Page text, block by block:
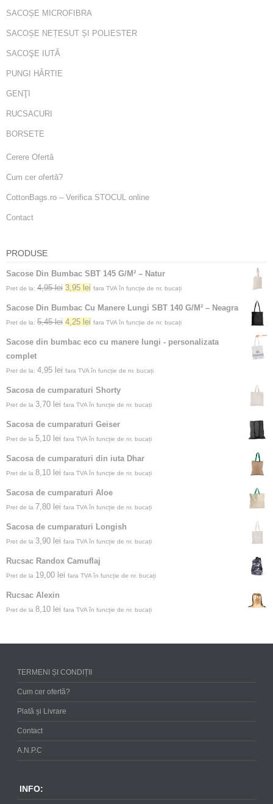
SACOȘE MICROFIBRA
SACOȘE NEȚESUT ȘI POLIESTER
SACOŞE IUTĂ
PUNGI HÂRTIE
GENŢI
RUCSACURI
BORSETE
Cerere Ofertă
Cum cer ofertă?
CottonBags.ro – Verifica STOCUL online
Contact
PRODUSE
Sacose Din Bumbac SBT 145 G/M² – Natur
Pret de la: 4,95lei 3,95 lei fara TVA în funcție de nr. bucați
Sacose Din Bumbac Cu Manere Lungi SBT 140 G/M² – Neagra
Pret de la: 5,45lei 4,25 lei fara TVA în funcție de nr. bucați
Sacose din bumbac eco cu manere lungi - personalizata
complet
Pret de la: 4,95 lei fara TVA în funcție de nr. bucați
Sacosa de cumparaturi Shorty
Pret de la 3,70 lei fara TVA în funcție de nr. bucați
Sacosa de cumparaturi Geiser
Pret de la 5,10 lei fara TVA în funcție de nr. bucați
Sacosa de cumparaturi din iuta Dhar
Pret de la 8,10 lei fara TVA în funcție de nr. bucați
Sacosa de cumparaturi Aloe
Pret de la 7,80 lei fara TVA în funcție de nr. bucați
Sacosa de cumparaturi Longish
Pret de la 3,90 lei fara TVA în funcție de nr. bucați
Rucsac Randox Camuflaj
Pret de la 19,00 lei fara TVA în funcție de nr. bucați
Rucsac Alexin
Pret de la 8,10 lei fara TVA în funcție de nr. bucați
TERMENI ȘI CONDIȚII
Cum cer ofertă?
Plată și Livrare
Contact
A.N.P.C
INFO: